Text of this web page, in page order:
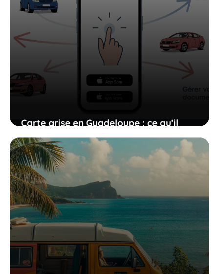
Carte grise en Guadeloupe : ce qu’il
faut savoir
29 janvier 2026